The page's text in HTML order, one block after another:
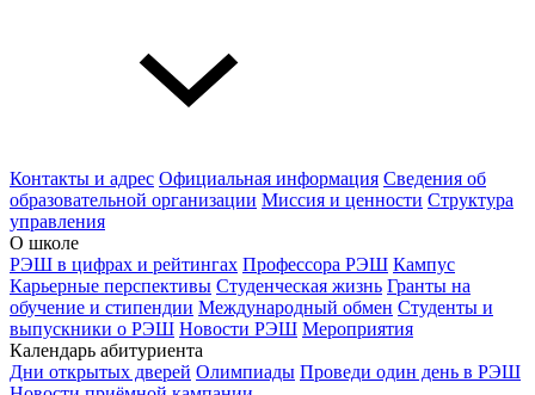
Контакты и адрес Официальная информация Сведения об
образовательной организации Миссия и ценности Структура
управления
О школе
РЭШ в цифрах и рейтингах Профессора РЭШ Кампус
Карьерные перспективы Студенческая жизнь Гранты на
обучение и стипендии Международный обмен Студенты и
выпускники о РЭШ Новости РЭШ Мероприятия
Календарь абитуриента
Дни открытых дверей Олимпиады Проведи один день в РЭШ